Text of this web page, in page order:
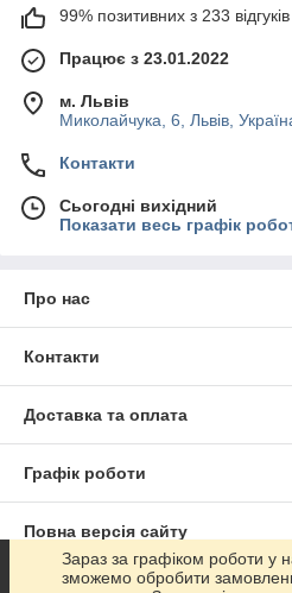
99% позитивних з 233 відгуків
Працює з 23.01.2022
м. Львів
Миколайчука, 6, Львів,
Контакти
Сьогодні вихідний
Показати весь графік
Про нас
Контакти
Доставка та оплата
Графік роботи
Повна версія сайту
Зараз за графіком роботи у
зможемо обробити